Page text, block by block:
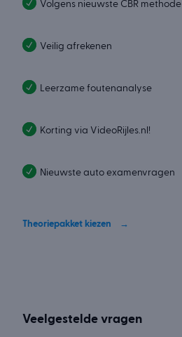
Volgens nieuwste CBR methode
Veilig afrekenen
Leerzame foutenanalyse
Korting via VideoRijles.nl!
Nieuwste auto examenvragen
Theoriepakket kiezen
Veelgestelde vragen